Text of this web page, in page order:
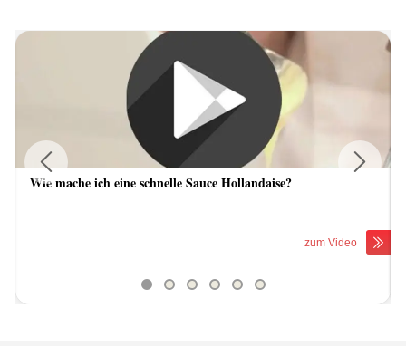
Wie mache ich eine schnelle Sauce Hollandaise?
zum Video
Previous